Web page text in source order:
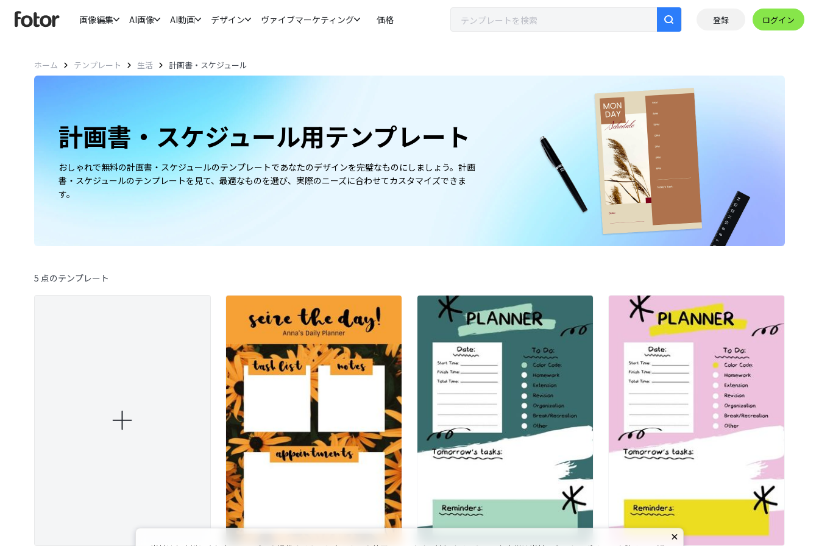
画像編集 AI画像 AI動画 デザイン ヴァイブマーケティング 価格 登録 ログイン
ホーム テンプレート 生活 計画書・スケジュール
計画書・スケジュール用テンプレート
おしゃれで無料の計画書・スケジュールのテンプレートであなたのデザインを完璧なものにしましょう。計画
書・スケジュールのテンプレートを見て、最適なものを選び、実際のニーズに合わせてカスタマイズできま
す。
5 点のテンプレート